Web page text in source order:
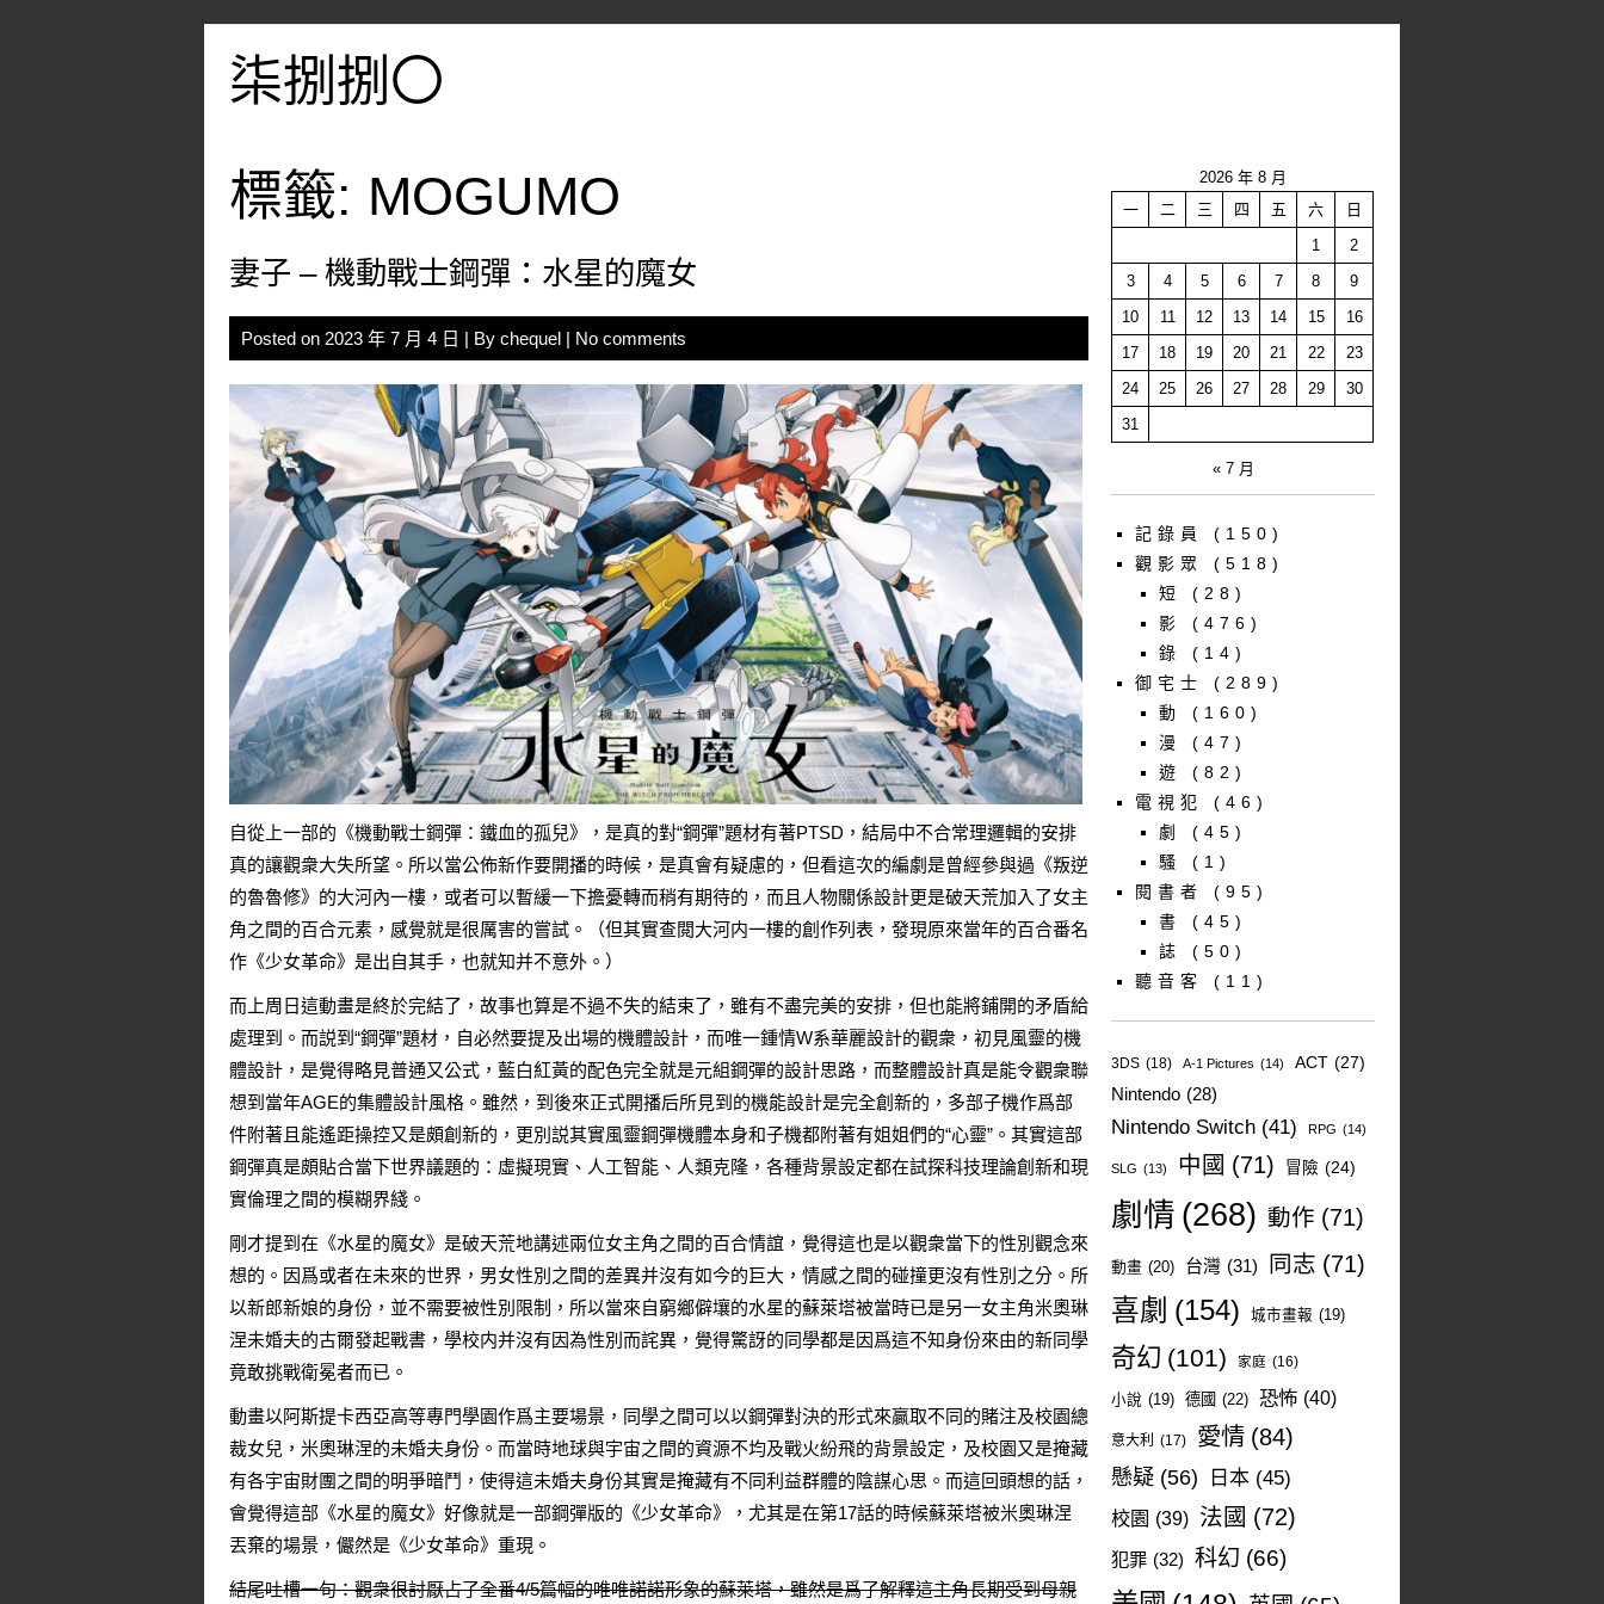
柒捌捌〇
標籤: MOGUMO
妻子 – 機動戰士鋼彈：水星的魔女
Posted on 2023 年 7 月 4 日 | By chequel | No comments
自從上一部的《機動戰士鋼彈：鐵血的孤兒》，是真的對“鋼彈”題材有著PTSD，結局中不合常理邏輯的安排
真的讓觀衆大失所望。所以當公佈新作要開播的時候，是真會有疑慮的，但看這次的編劇是曾經參與過《叛逆
的魯魯修》的大河內一樓，或者可以暫緩一下擔憂轉而稍有期待的，而且人物關係設計更是破天荒加入了女主
角之間的百合元素，感覺就是很厲害的嘗試。（但其實查閲大河内一樓的創作列表，發現原來當年的百合番名
作《少女革命》是出自其手，也就知并不意外。）
而上周日這動畫是終於完結了，故事也算是不過不失的結束了，雖有不盡完美的安排，但也能將鋪開的矛盾給
處理到。而説到“鋼彈”題材，自必然要提及出場的機體設計，而唯一鍾情W系華麗設計的觀衆，初見風靈的機
體設計，是覺得略見普通又公式，藍白紅黃的配色完全就是元組鋼彈的設計思路，而整體設計真是能令觀衆聯
想到當年AGE的集體設計風格。雖然，到後來正式開播后所見到的機能設計是完全創新的，多部子機作爲部
件附著且能遙距操控又是頗創新的，更別説其實風靈鋼彈機體本身和子機都附著有姐姐們的“心靈”。其實這部
鋼彈真是頗貼合當下世界議題的：虛擬現實、人工智能、人類克隆，各種背景設定都在試探科技理論創新和現
實倫理之間的模糊界綫。
剛才提到在《水星的魔女》是破天荒地講述兩位女主角之間的百合情誼，覺得這也是以觀衆當下的性別觀念來
想的。因爲或者在未來的世界，男女性別之間的差異并沒有如今的巨大，情感之間的碰撞更沒有性別之分。所
以新郎新娘的身份，並不需要被性別限制，所以當來自窮鄉僻壤的水星的蘇萊塔被當時已是另一女主角米奧琳
涅未婚夫的古爾發起戰書，學校内并沒有因為性別而詫異，覺得驚訝的同學都是因爲這不知身份來由的新同學
竟敢挑戰衛冕者而已。
動畫以阿斯提卡西亞高等專門學園作爲主要場景，同學之間可以以鋼彈對決的形式來贏取不同的賭注及校園總
裁女兒，米奧琳涅的未婚夫身份。而當時地球與宇宙之間的資源不均及戰火紛飛的背景設定，及校園又是掩藏
有各宇宙財團之間的明爭暗鬥，使得這未婚夫身份其實是掩藏有不同利益群體的陰謀心思。而這回頭想的話，
會覺得這部《水星的魔女》好像就是一部鋼彈版的《少女革命》，尤其是在第17話的時候蘇萊塔被米奧琳涅
丟棄的場景，儼然是《少女革命》重現。
結尾吐槽一句：觀衆很討厭占了全番4/5篇幅的唯唯諾諾形象的蘇萊塔，雖然是爲了解釋這主角長期受到母親
2026 年 8 月
一
二 三 四 五 六
日
1
2
3
4 5 6 7 8
9
10
11 12 13 14 15
16
17
18 19 20 21 22
23
24
25 26 27 28 29
30
31
« 7 月
記錄員
(150)
觀影眾
(518)
短
(28)
影
(476)
錄
(14)
御宅士
(289)
動
(160)
漫
(47)
遊
(82)
電視犯
(46)
劇
(45)
騷
(1)
閱書者
(95)
書
(45)
誌
(50)
聽音客
(11)
3DS (18) A-1 Pictures (14) ACT (27)
Nintendo (28)
Nintendo Switch (41) RPG (14)
SLG (13) 中國 (71) 冒險 (24)
劇情 (268) 動作 (71)
動畫 (20) 台灣 (31) 同志 (71)
喜劇 (154) 城市畫報 (19)
奇幻 (101) 家庭 (16)
小說 (19) 德國 (22) 恐怖 (40)
意大利 (17) 愛情 (84)
懸疑 (56) 日本 (45)
校園 (39) 法國 (72)
犯罪 (32) 科幻 (66)